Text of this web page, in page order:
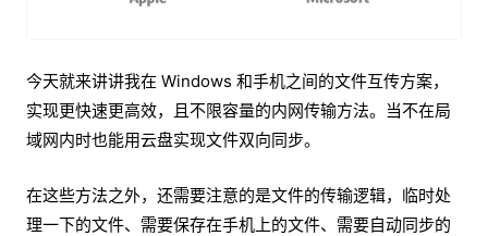
今天就来讲讲我在 Windows 和手机之间的文件互传方案，
实现更快速更高效，且不限容量的内网传输方法。当不在局
域网内时也能用云盘实现文件双向同步。
在这些方法之外，还需要注意的是文件的传输逻辑，临时处
理一下的文件、需要保存在手机上的文件、需要自动同步的